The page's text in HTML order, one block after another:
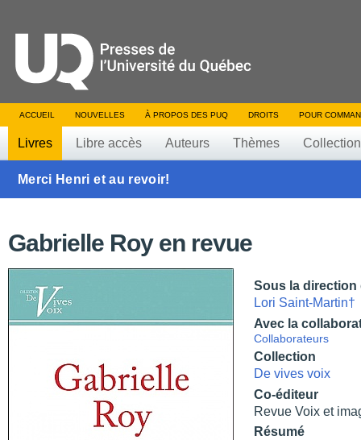
ACCUEIL NOUVELLES À PROPOS DES PUQ DROITS POUR
Livres Libre accès Auteurs Thèmes
Merci Henri et au revoir!
Gabrielle Roy en revue
Sous la direction
Lori Saint-Martin†
Avec la
Collaborateurs
Collection
De vives voix
Co-éditeur
Revue Voix et
Résumé